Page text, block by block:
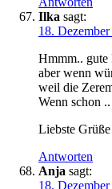
Ilka sagt:
18.
Hmmm.. gute
aber wenn
weil die
Wenn schon
Liebste
Antworten
Anja sagt:
18.